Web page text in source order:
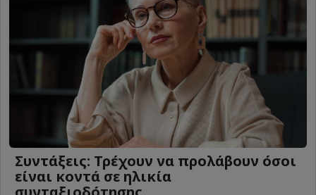
Συντάξεις: Τρέχουν να προλάβουν όσοι
είναι κοντά σε ηλικία